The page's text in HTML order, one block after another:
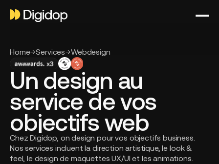
Home Services Webdesign
Un design au
service de vos
objectifs web
Chez Digidop, on design pour vos objectifs business.
Nos services incluent la direction artistique, le look &
feel, le design de maquettes UX/UI et les animations.